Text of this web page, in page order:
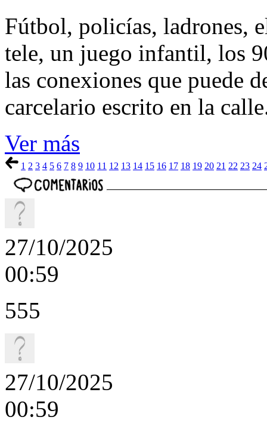
Fútbol, policías, ladrones,
tele, un juego infantil, los
las conexiones que puede
carcelario escrito en la
Ver más
1 2 3 4 5 6 7 8 9 10 11 12 13 14 15 16 17 18 19 20 21 22 23 24
27/10/2025
00:59
555
27/10/2025
00:59